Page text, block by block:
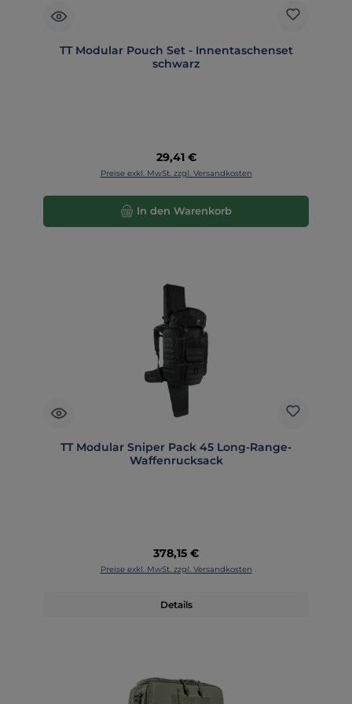
TT Modular Pouch Set - Innentaschenset
schwarz
Regulärer Preis:
29,41 €
Preise exkl. MwSt. zzgl. Versandkosten
In den Warenkorb
TT Modular Sniper Pack 45 Long-Range-
Waffenrucksack
Regulärer Preis:
378,15 €
Preise exkl. MwSt. zzgl. Versandkosten
Details